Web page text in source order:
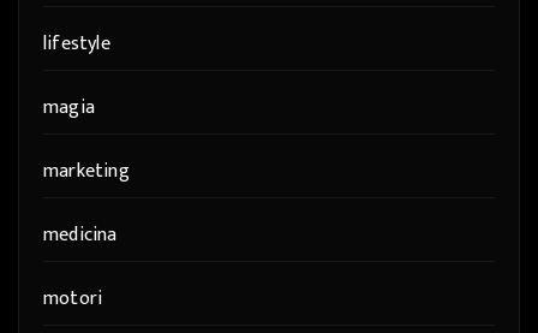
lifestyle
magia
marketing
medicina
motori